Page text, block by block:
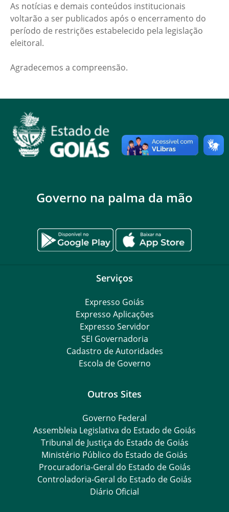
As notícias e demais conteúdos institucionais
voltarão a ser publicados após o encerramento do
período de restrições estabelecido pela legislação
eleitoral.
Agradecemos a compreensão.
Governo na palma da mão
Serviços
Expresso Goiás
Expresso Aplicações
Expresso Servidor
SEI Governadoria
Cadastro de Autoridades
Escola de Governo
Outros Sites
Governo Federal
Assembleia Legislativa do Estado de Goiás
Tribunal de Justiça do Estado de Goiás
Ministério Público do Estado de Goiás
Procuradoria-Geral do Estado de Goiás
Controladoria-Geral do Estado de Goiás
Diário Oficial